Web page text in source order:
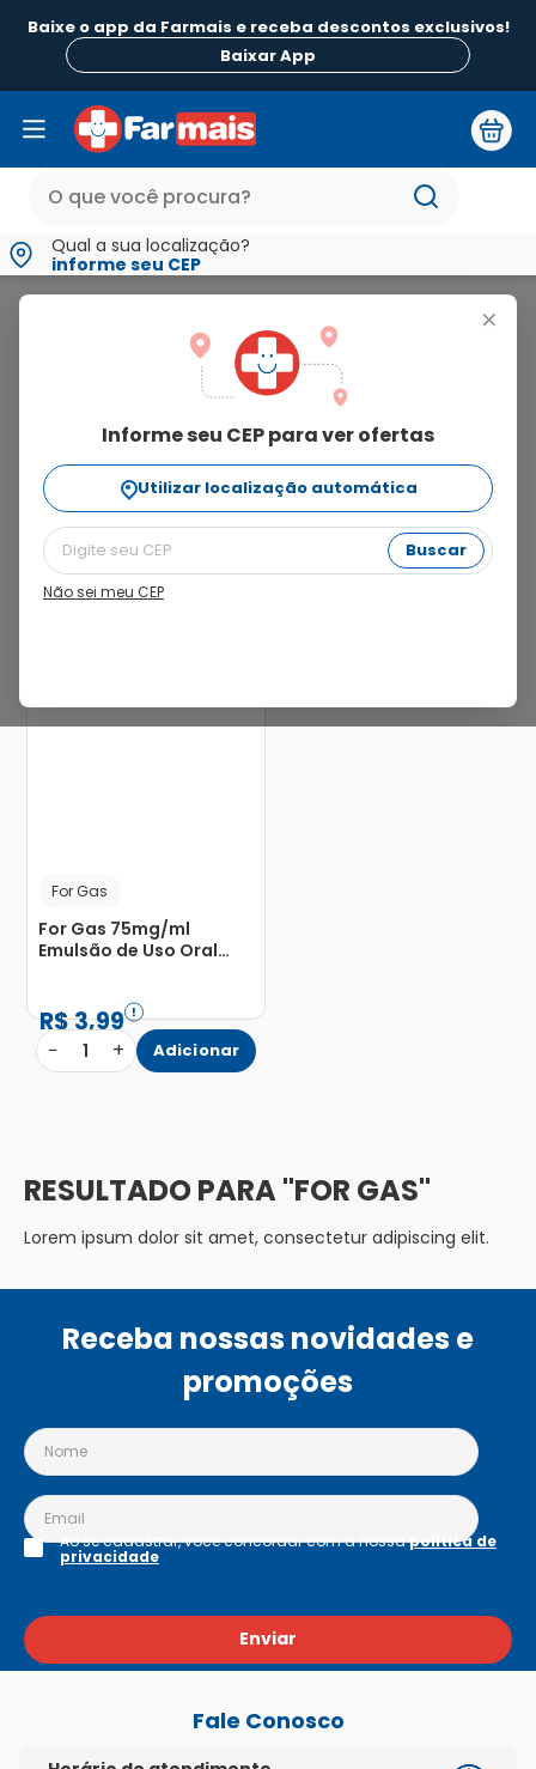
Baixe o app da Farmais e receba descontos exclusivos!
Baixar App
Qual a sua localização?
informe seu CEP
+
Informe seu CEP para ver ofertas
Utilizar localização automática
Buscar
Não sei meu CEP
for
Ordenar Por
relevância
74%
For Gas
For Gas 75mg/ml
Emulsão de Uso Oral
R$3,99
− 1 + Adicionar
FOR GAS
Lorem ipsum dolor sit amet, consectetur adipiscing elit.
Receba nossas novidades e
promoções
Enviar
Ao se cadastrar, você concordar com a nossapolítica de
privacidade
Fale Conosco